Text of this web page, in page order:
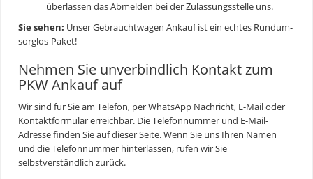
überlassen das Abmelden bei der Zulassungsstelle uns.
Sie sehen: Unser Gebrauchtwagen Ankauf ist ein echtes Rundum-
sorglos-Paket!
Nehmen Sie unverbindlich Kontakt zum
PKW Ankauf auf
Wir sind für Sie am Telefon, per WhatsApp Nachricht, E-Mail oder
Kontaktformular erreichbar. Die Telefonnummer und E-Mail-
Adresse finden Sie auf dieser Seite. Wenn Sie uns Ihren Namen
und die Telefonnummer hinterlassen, rufen wir Sie
selbstverständlich zurück.